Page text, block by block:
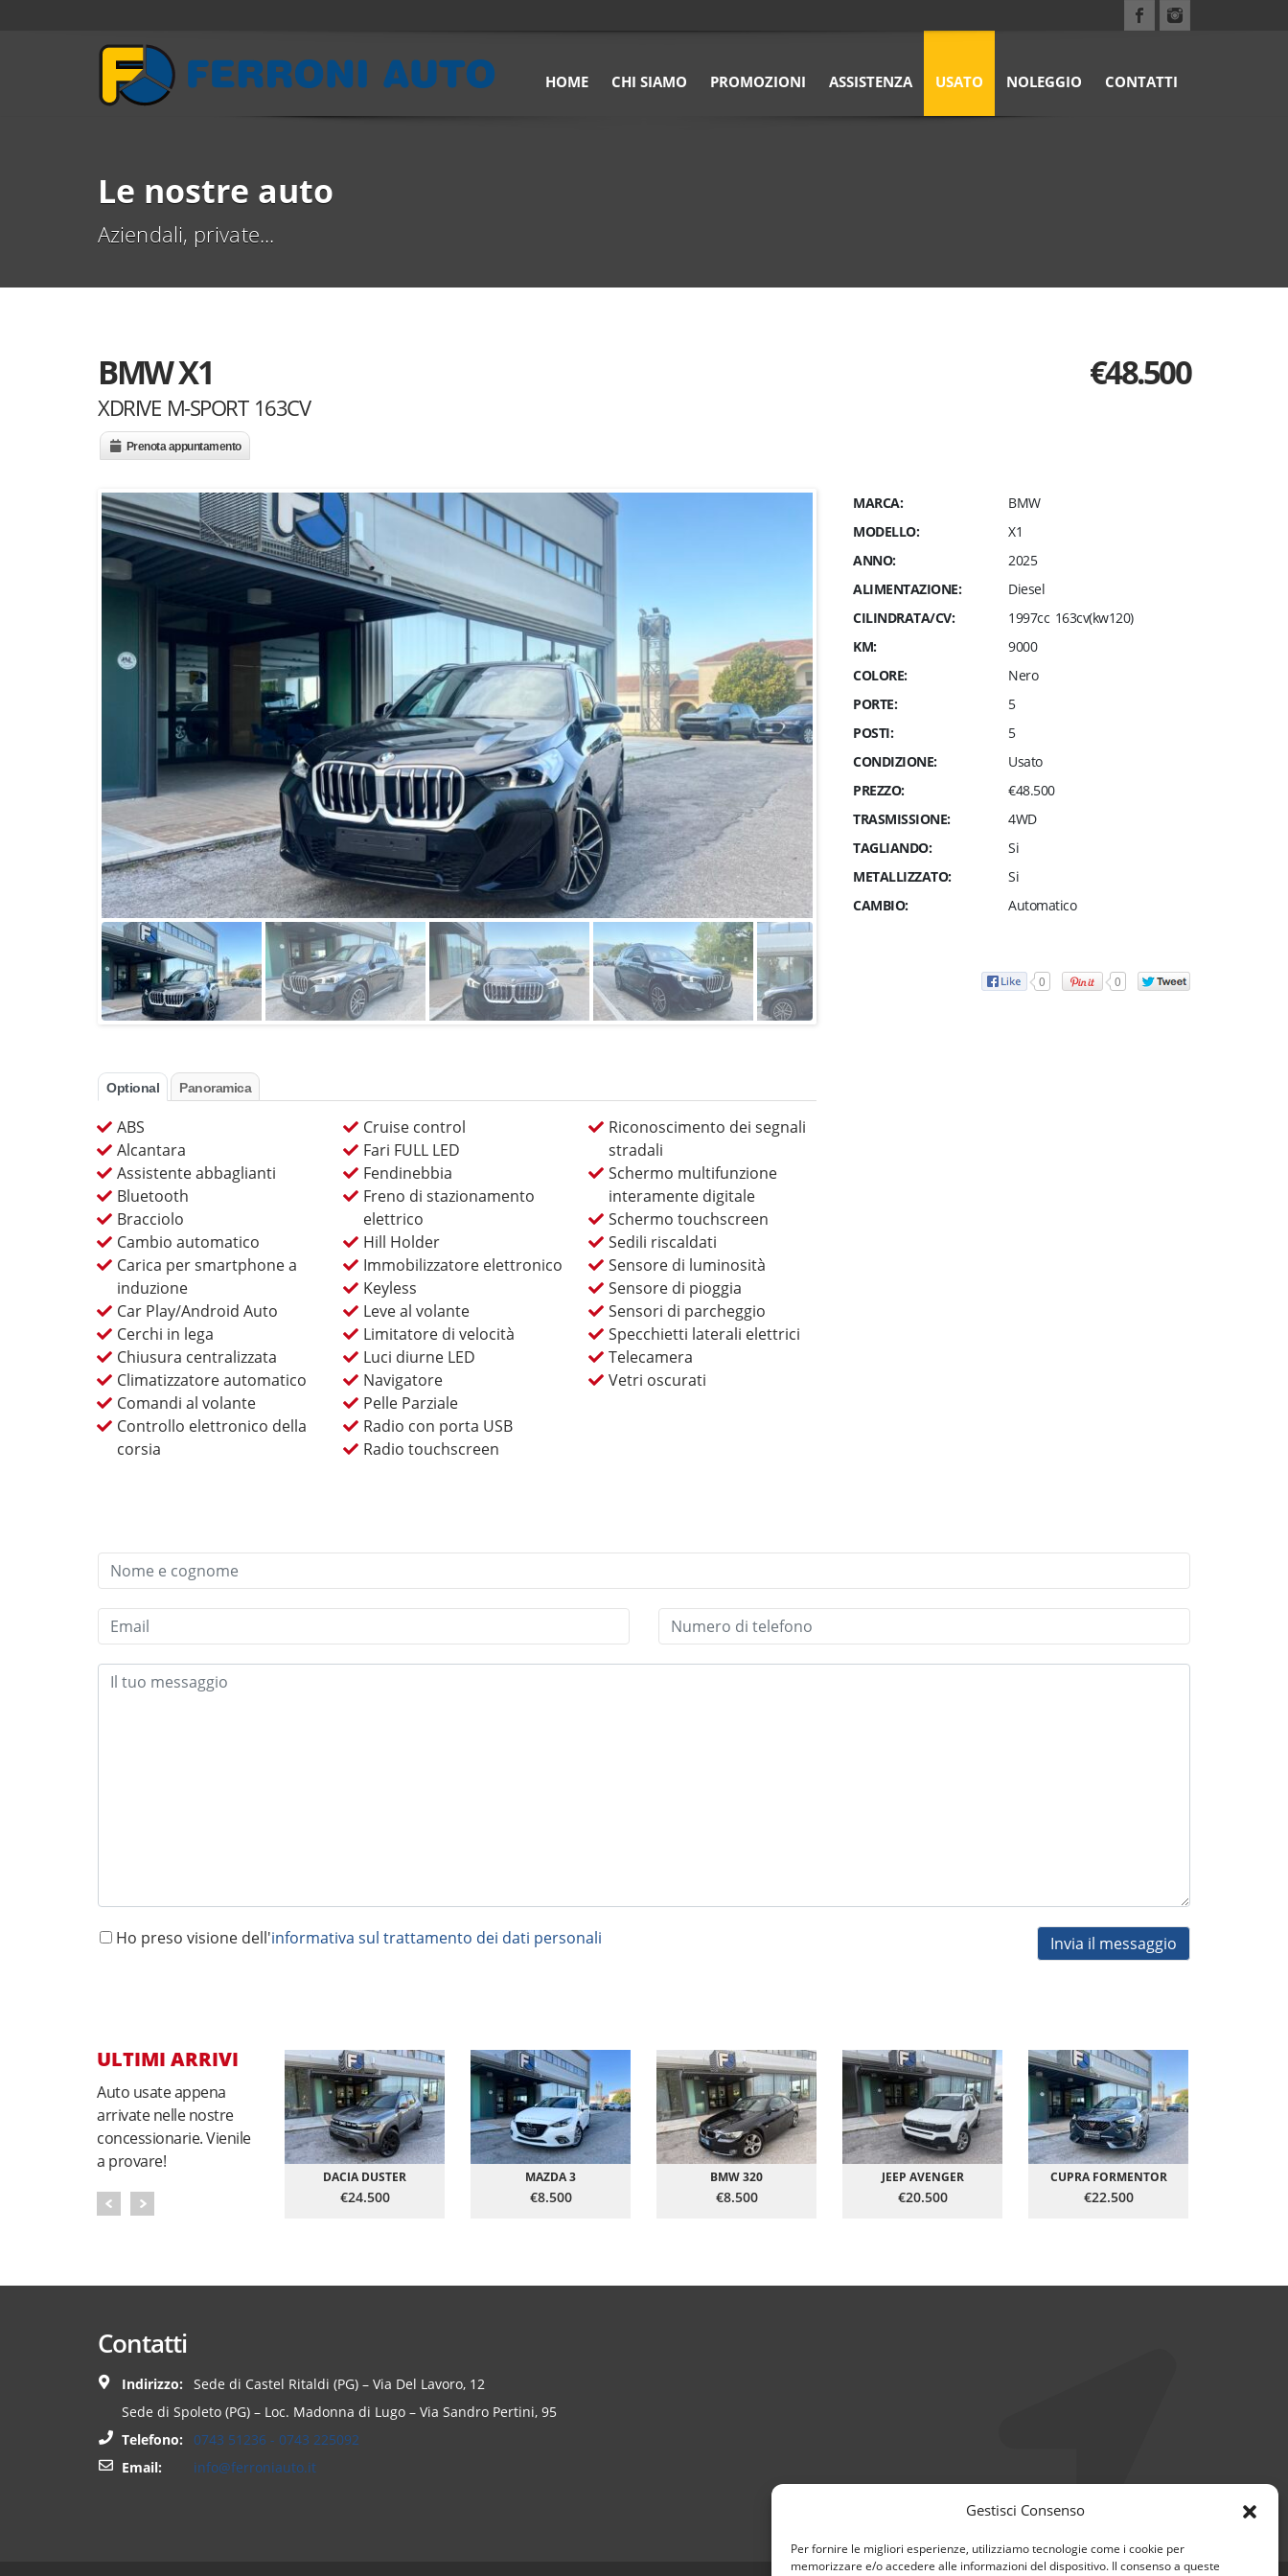
Gestisci Consenso
Per fornire le migliori esperienze, utilizziamo tecnologie come i cookie per
memorizzare e/o accedere alle informazioni del dispositivo. Il consenso a queste
HOME CHI SIAMO PROMOZIONI ASSISTENZA USATO NOLEGGIO CONTATTI
Le nostre auto
Aziendali, private...
BMW X1
XDRIVE M-SPORT 163CV
€48.500
Prenota appuntamento
Optional Panoramica
ABS
Alcantara
Assistente abbaglianti
Bluetooth
Bracciolo
Cambio automatico
Carica per smartphone a
induzione
Car Play/Android Auto
Cerchi in lega
Chiusura centralizzata
Climatizzatore automatico
Comandi al volante
Controllo elettronico della
corsia
Cruise control
Fari FULL LED
Fendinebbia
Freno di stazionamento
elettrico
Hill Holder
Immobilizzatore elettronico
Keyless
Leve al volante
Limitatore di velocità
Luci diurne LED
Navigatore
Pelle Parziale
Radio con porta USB
Radio touchscreen
Riconoscimento dei segnali
stradali
Schermo multifunzione
interamente digitale
Schermo touchscreen
Sedili riscaldati
Sensore di luminosità
Sensore di pioggia
Sensori di parcheggio
Specchietti laterali elettrici
Telecamera
Vetri oscurati
MARCA:
BMW
MODELLO:
X1
ANNO:
2025
ALIMENTAZIONE:
Diesel
CILINDRATA/CV:
1997cc 163cv(kw120)
KM:
9000
COLORE:
Nero
PORTE:
5
POSTI:
5
CONDIZIONE:
Usato
PREZZO:
€48.500
TRASMISSIONE:
4WD
TAGLIANDO:
Si
METALLIZZATO:
Si
CAMBIO:
Automatico
0 0
Ho preso visione dell'informativa sul trattamento dei dati personali
ULTIMI ARRIVI
Auto usate appena
arrivate nelle nostre
concessionarie. Vienile
a provare!
DACIA DUSTER
€24.500
MAZDA 3
€8.500
BMW 320
€8.500
JEEP AVENGER
€20.500
CUPRA FORMENTOR
€22.500
Contatti
Indirizzo:
Sede di Castel Ritaldi (PG) – Via Del Lavoro, 12
Sede di Spoleto (PG) – Loc. Madonna di Lugo – Via Sandro Pertini, 95
Telefono:
0743 51236 - 0743 225092
Email:
info@ferroniauto.it